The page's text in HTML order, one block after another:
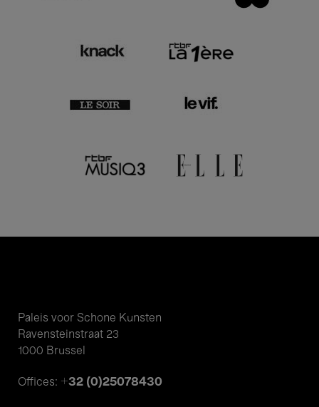
Paleis voor Schone Kunsten
Ravensteinstraat 23
1000 Brussel
Offices: +32 (0)25078430